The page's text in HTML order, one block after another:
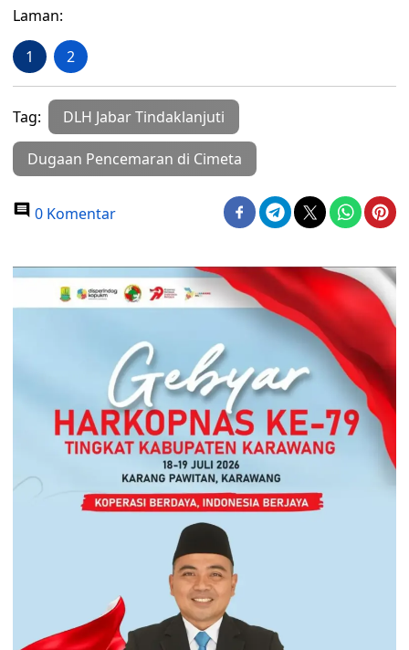
Laman:
1 2
Tag: DLH Jabar Tindaklanjuti
Dugaan Pencemaran di Cimeta
0 Komentar